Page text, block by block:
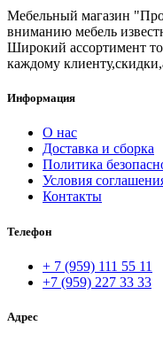
Мебельный магазин
вниманию мебель
Широкий ассортимент
каждому
Информация
О нас
Доставка и сборка
Политика
Условия
Контакты
Телефон
+ 7 (959) 111 55 11
+7 (959) 227 33 33
Адрес